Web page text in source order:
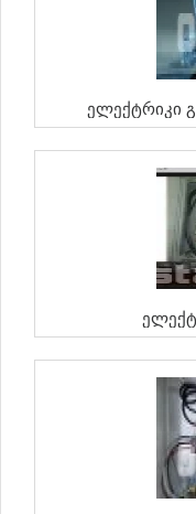
Ელექტრიკი